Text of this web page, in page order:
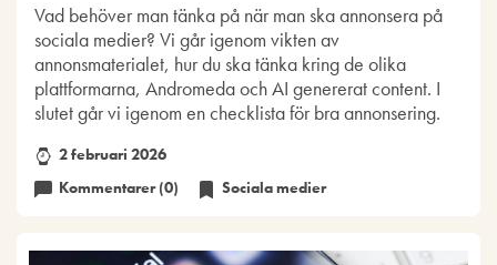
Vad behöver man tänka på när man ska annonsera på
sociala medier? Vi går igenom vikten av
annonsmaterialet, hur du ska tänka kring de olika
plattformarna, Andromeda och AI genererat content. I
slutet går vi igenom en checklista för bra annonsering.
2 februari 2026
Kommentarer (0)
Sociala medier